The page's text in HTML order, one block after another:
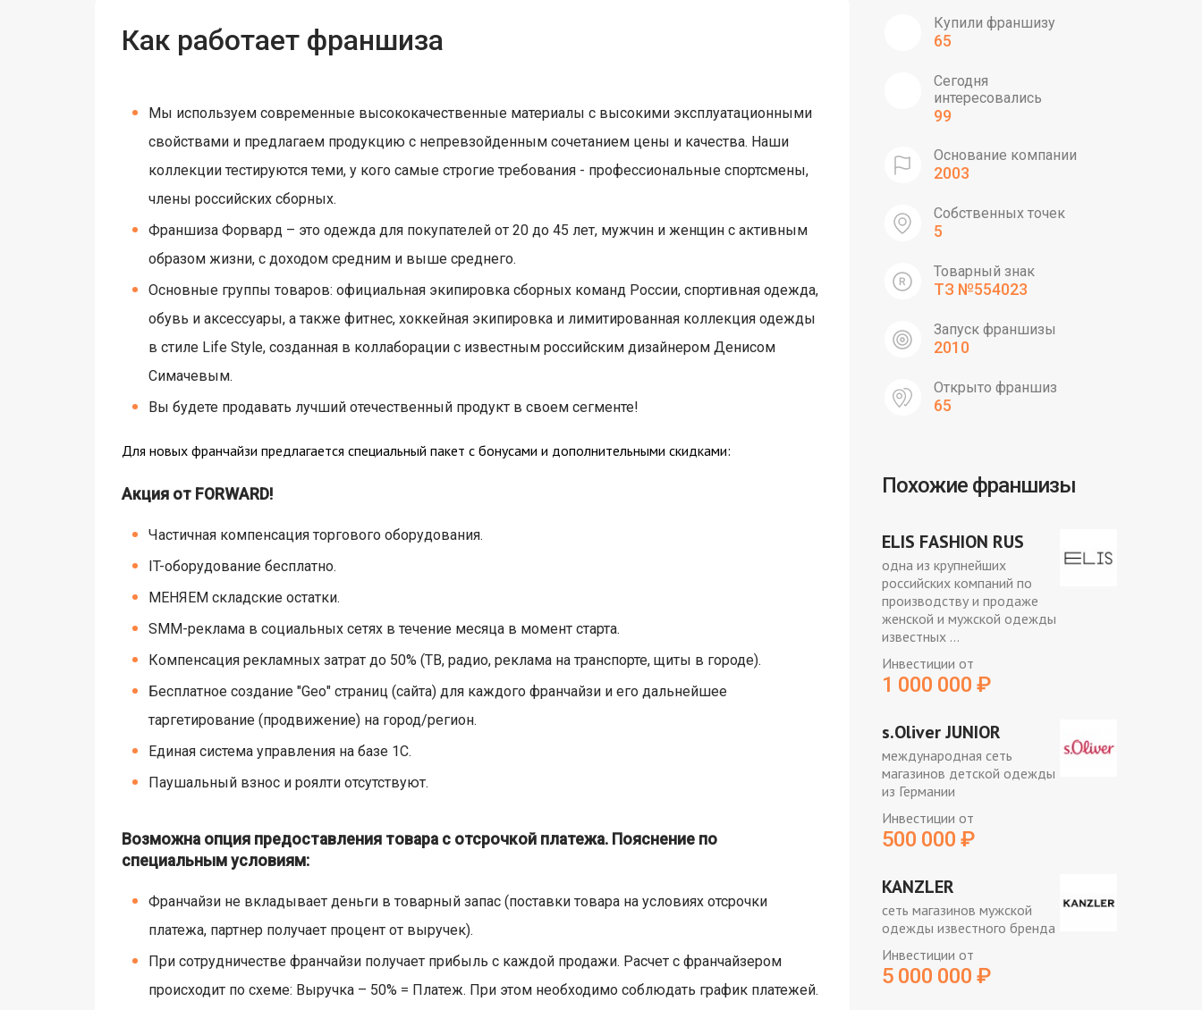
Как работает франшиза
Мы используем современные высококачественные материалы с высокими эксплуатационными
свойствами и предлагаем продукцию с непревзойденным сочетанием цены и качества. Наши
коллекции тестируются теми, у кого самые строгие требования - профессиональные спортсмены,
члены российских сборных.
Франшиза Форвард – это одежда для покупателей от 20 до 45 лет, мужчин и женщин с активным
образом жизни, c доходом средним и выше среднего.
Основные группы товаров: официальная экипировка сборных команд России, спортивная одежда,
обувь и аксессуары, а также фитнес, хоккейная экипировка и лимитированная коллекция одежды
в стиле Life Style, созданная в коллаборации с известным российским дизайнером Денисом
Симачевым.
Вы будете продавать лучший отечественный продукт в своем сегменте!
Для новых франчайзи предлагается специальный пакет с бонусами и дополнительными скидками:
Акция от FORWARD!
Частичная компенсация торгового оборудования.
IT-оборудование бесплатно.
МЕНЯЕМ складские остатки.
SMM-реклама в социальных сетях в течение месяца в момент старта.
Компенсация рекламных затрат до 50% (ТВ, радио, реклама на транспорте, щиты в городе).
Бесплатное создание "Gео" страниц (сайта) для каждого франчайзи и его дальнейшее
таргетирование (продвижение) на город/регион.
Единая система управления на базе 1С.
Паушальный взнос и роялти отсутствуют.
Возможна опция предоставления товара с отсрочкой платежа. Пояснение по
специальным условиям:
Франчайзи не вкладывает деньги в товарный запас (поставки товара на условиях отсрочки
платежа, партнер получает процент от выручек).
При сотрудничестве франчайзи получает прибыль с каждой продажи. Расчет с франчайзером
происходит по схеме: Выручка – 50% = Платеж. При этом необходимо соблюдать график платежей.
Купили франшизу
65
Сегодня
интересовались
99
Основание компании
2003
Собственных точек
5
Товарный знак
ТЗ №554023
Запуск франшизы
2010
Открыто франшиз
65
Похожие франшизы
ELIS FASHION RUS
одна из крупнейших
российских компаний по
производству и продаже
женской и мужской одежды
известных ...
Инвестиции от
1 000 000 ₽
s.Oliver JUNIOR
международная сеть
магазинов детской одежды
из Германии
Инвестиции от
500 000 ₽
KANZLER
сеть магазинов мужской
одежды известного бренда
Инвестиции от
5 000 000 ₽